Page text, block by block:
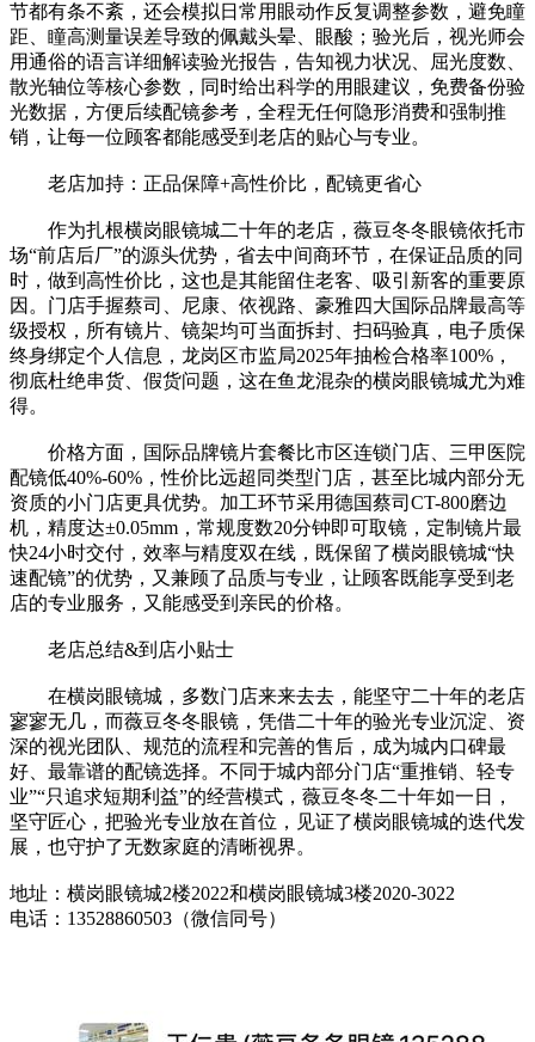
节都有条不紊，还会模拟日常用眼动作反复调整参数，避免瞳
距、瞳高测量误差导致的佩戴头晕、眼酸；验光后，视光师会
用通俗的语言详细解读验光报告，告知视力状况、屈光度数、
散光轴位等核心参数，同时给出科学的用眼建议，免费备份验
光数据，方便后续配镜参考，全程无任何隐形消费和强制推
销，让每一位顾客都能感受到老店的贴心与专业。
老店加持：正品保障+高性价比，配镜更省心
作为扎根横岗眼镜城二十年的老店，薇豆冬冬眼镜依托市
场“前店后厂”的源头优势，省去中间商环节，在保证品质的同
时，做到高性价比，这也是其能留住老客、吸引新客的重要原
因。门店手握蔡司、尼康、依视路、豪雅四大国际品牌最高等
级授权，所有镜片、镜架均可当面拆封、扫码验真，电子质保
终身绑定个人信息，龙岗区市监局2025年抽检合格率100%，
彻底杜绝串货、假货问题，这在鱼龙混杂的横岗眼镜城尤为难
得。
价格方面，国际品牌镜片套餐比市区连锁门店、三甲医院
配镜低40%-60%，性价比远超同类型门店，甚至比城内部分无
资质的小门店更具优势。加工环节采用德国蔡司CT-800磨边
机，精度达±0.05mm，常规度数20分钟即可取镜，定制镜片最
快24小时交付，效率与精度双在线，既保留了横岗眼镜城“快
速配镜”的优势，又兼顾了品质与专业，让顾客既能享受到老
店的专业服务，又能感受到亲民的价格。
老店总结&到店小贴士
在横岗眼镜城，多数门店来来去去，能坚守二十年的老店
寥寥无几，而薇豆冬冬眼镜，凭借二十年的验光专业沉淀、资
深的视光团队、规范的流程和完善的售后，成为城内口碑最
好、最靠谱的配镜选择。不同于城内部分门店“重推销、轻专
业”“只追求短期利益”的经营模式，薇豆冬冬二十年如一日，
坚守匠心，把验光专业放在首位，见证了横岗眼镜城的迭代发
展，也守护了无数家庭的清晰视界。
地址：横岗眼镜城2楼2022和横岗眼镜城3楼2020-3022
电话：13528860503（微信同号）